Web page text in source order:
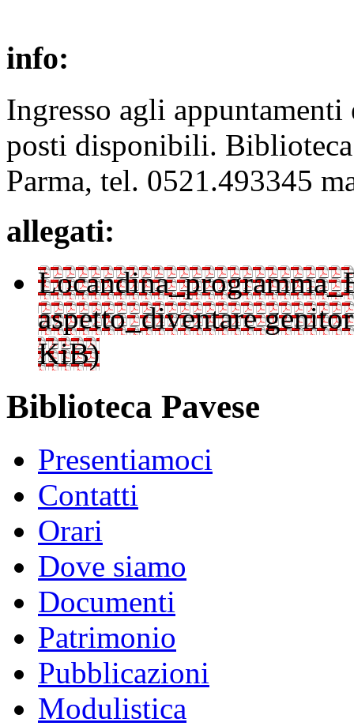
info:
Ingresso agli
posti disponibili.
Parma, tel. 0521.493345
allegati:
aspetto_diventare
KiB)
Biblioteca Pavese
Presentiamoci
Contatti
Orari
Dove siamo
Documenti
Patrimonio
Pubblicazioni
Modulistica